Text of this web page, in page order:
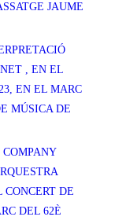
JAUME
, EN EL
EN EL MARC
MÚSICA DE
DE
DEL 62È